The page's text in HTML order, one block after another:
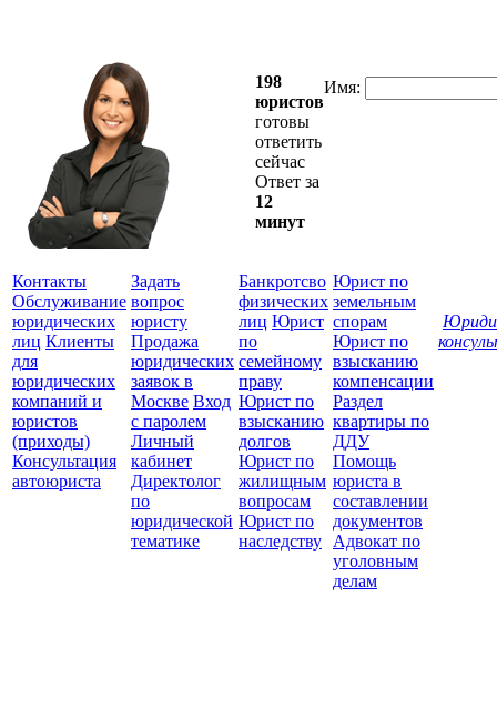
198
юристов
готовы
ответить
сейчас
Ответ за
12
минут
Имя:
Контакты
Обслуживание
юридических
лиц Клиенты
для
юридических
компаний и
юристов
(приходы)
Консультация
автоюриста
Задать
вопрос
юристу
Продажа
юридических
заявок в
Москве Вход
с паролем
Личный
кабинет
Директолог
по
юридической
тематике
Банкротсво
физических
лиц Юрист
по
семейному
праву
Юрист по
взысканию
долгов
Юрист по
жилищным
вопросам
Юрист по
наследству
Юрист по
земельным
спорам
Юрист по
взысканию
компенсации
Раздел
квартиры по
ДДУ
Помощь
юриста в
составлении
документов
Адвокат по
уголовным
делам